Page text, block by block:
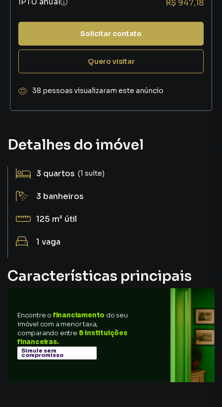
Detalhes do imóvel
3 quartos (1 suíte)
3 banheiros
125 m² útil
1 vaga
Características principais
Cozinha
Elevador
Encontre o financiamento do seu
imóvel com a menor taxa,
comparando entre 8 instituições
financeiras.
Simule sem
compromisso
R$ 947,18
Solicitar contato
Quero visitar
38 pessoas visualizaram este anúncio